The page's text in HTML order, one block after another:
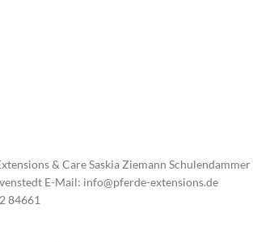
& Care Saskia Ziemann Schulendammer
E-Mail: info@pferde-extensions.de
84661